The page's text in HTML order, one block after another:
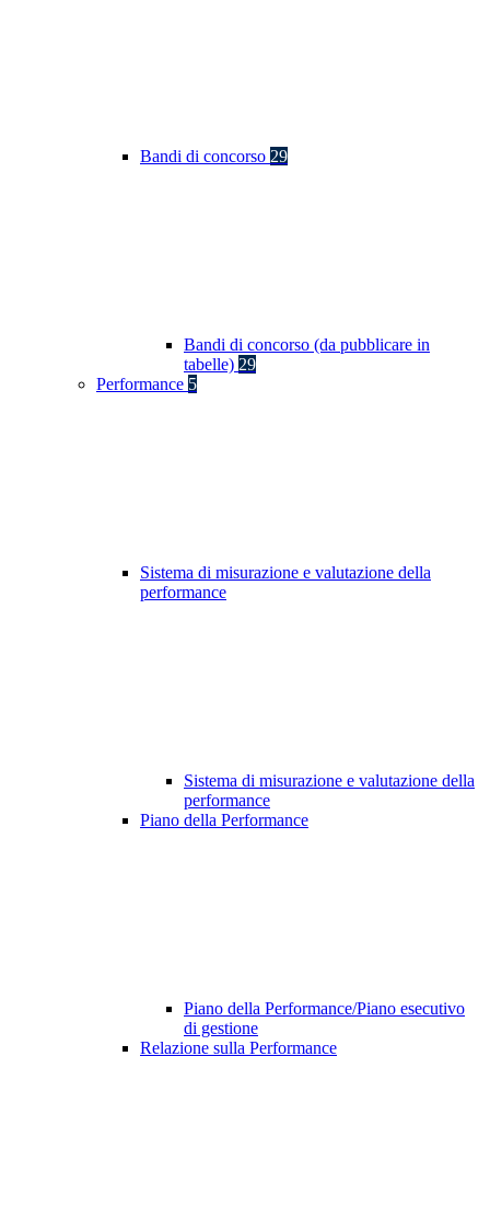
Bandi di concorso 29
Bandi di concorso (da pubblicare in
tabelle) 29
Performance 5
Sistema di misurazione e valutazione della
performance
Sistema di misurazione e valutazione della
performance
Piano della Performance
Piano della Performance/Piano esecutivo
di gestione
Relazione sulla Performance